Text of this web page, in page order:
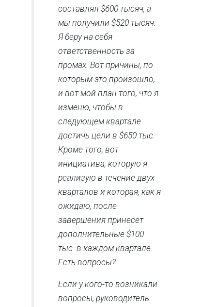
составлял $600 тысяч, а
мы получили $520 тысяч.
Я беру на себя
ответственность за
промах. Вот причины, по
которым это произошло,
и вот мой план того, что я
изменю, чтобы в
следующем квартале
достичь цели в $650 тыс.
Кроме того, вот
инициатива, которую я
реализую в течение двух
кварталов и которая, как я
ожидаю, после
завершения принесет
дополнительные $100
тыс. в каждом квартале.
Есть вопросы?
Если у кого-то возникали
вопросы, руководитель